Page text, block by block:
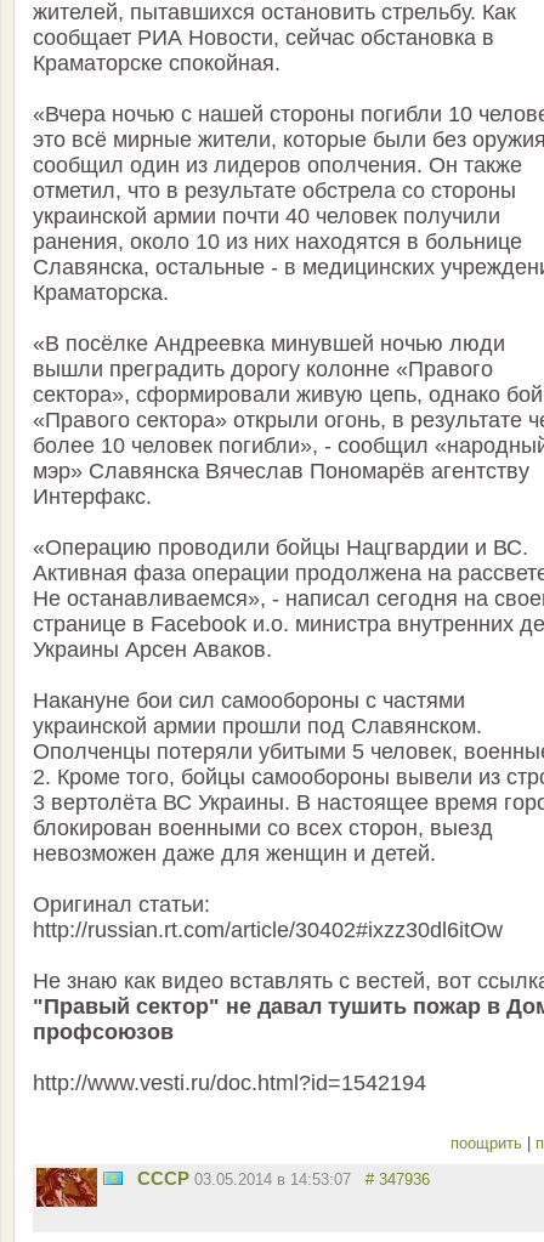
жителей, пытавшихся остановить стрельбу. Как
сообщает РИА Новости, сейчас обстановка в
Краматорске спокойная.
«Вчера ночью с нашей стороны погибли 10
это всё мирные жители, которые были без
сообщил один из лидеров ополчения. Он также
отметил, что в результате обстрела со стороны
украинской армии почти 40 человек получили
ранения, около 10 из них находятся в больнице
Славянска, остальные - в медицинских
Краматорска.
«В посёлке Андреевка минувшей ночью люди
вышли преградить дорогу колонне «Правого
сектора», сформировали живую цепь, однако
«Правого сектора» открыли огонь, в результате
более 10 человек погибли», - сообщил
мэр» Славянска Вячеслав Пономарёв агентству
Интерфакс.
«Операцию проводили бойцы Нацгвардии и ВС.
Активная фаза операции продолжена на
Не останавливаемся», - написал сегодня на
странице в Facebook и.о. министра внутренних
Украины Арсен Аваков.
Накануне бои сил самообороны с частями
украинской армии прошли под Славянском.
Ополченцы потеряли убитыми 5 человек,
2. Кроме того, бойцы самообороны вывели из
3 вертолёта ВС Украины. В настоящее время
блокирован военными со всех сторон, выезд
невозможен даже для женщин и детей.
Оригинал статьи:
http://russian.rt.com/article/30402#ixzz30dl6itOw
Не знаю как видео вставлять с вестей, вот
"Правый сектор" не давал тушить пожар в
профсоюзов
http://www.vesti.ru/doc.html?id=1542194
поощрить |
СССР 03.05.2014 в 14:53:07 # 347936